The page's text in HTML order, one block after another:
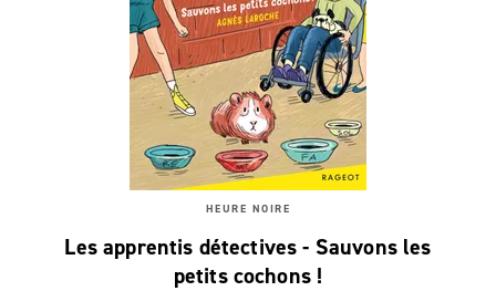
HEURE NOIRE
Les apprentis détectives - Sauvons les
petits cochons !